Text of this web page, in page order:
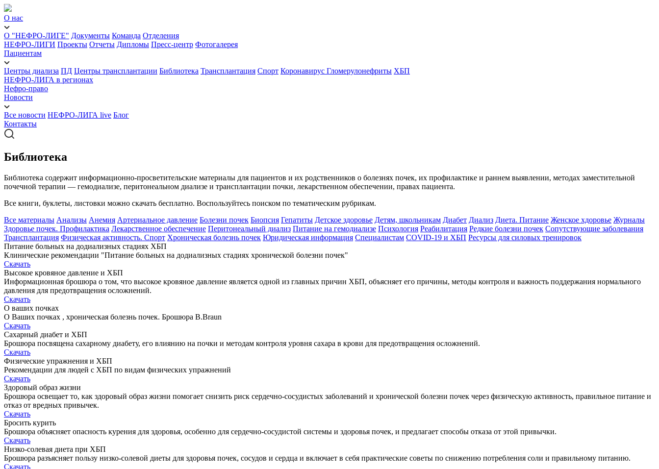
О нас
О "НЕФРО-ЛИГЕ" Документы Команда Отделения
НЕФРО-ЛИГИ Проекты Отчеты Дипломы Пресс-центр Фотогалерея
Пациентам
Центры диализа ПД Центры трансплантации Библиотека Трансплантация Спорт Коронавирус Гломерулонефриты ХБП
НЕФРО-ЛИГА в регионах
Нефро-право
Новости
Все новости НЕФРО-ЛИГА live Блог
Контакты
Библиотека
Библиотека содержит информационно-просветительские материалы для пациентов и их родственников о болезнях почек, их профилактике и раннем выявлении, методах заместительной
почечной терапии — гемодиализе, перитонеальном диализе и трансплантации почки, лекарственном обеспечении, правах пациента.
Все книги, буклеты, листовки можно скачать бесплатно. Воспользуйтесь поиском по тематическим рубрикам.
Все материалы Анализы Анемия Артериальное давление Болезни почек Биопсия Гепатиты Детское здоровье Детям, школьникам Диабет Диализ Диета. Питание Женское хдоровье Журналы
Здоровье почек. Профилактика Лекарственное обеспечение Перитонеальный диализ Питание на гемодиализе Психология Реабилитация Редкие болезни почек Сопутствующие заболевания
Трансплантация Физическая активность. Спорт Хроническая болезнь почек Юридическая информация Специалистам COVID-19 и ХБП Ресурсы для силовых тренировок
Питание больных на додиализных стадиях ХБП
Клинические рекомендации "Питание больных на додиализных стадиях хронической болезни почек"
Скачать
Высокое кровяное давление и ХБП
Информационная брошюра о том, что высокое кровяное давление является одной из главных причин ХБП, объясняет его причины, методы контроля и важность поддержания нормального
давления для предотвращения осложнений.
Скачать
О ваших почках
О Ваших почках , хроническая болезнь почек. Брошюра B.Braun
Скачать
Сахарный диабет и ХБП
Брошюра посвящена сахарному диабету, его влиянию на почки и методам контроля уровня сахара в крови для предотвращения осложнений.
Скачать
Физические упражнения и ХБП
Рекомендации для людей с ХБП по видам физических упражнений
Скачать
Здоровый образ жизни
Брошюра освещает то, как здоровый образ жизни помогает снизить риск сердечно-сосудистых заболеваний и хронической болезни почек через физическую активность, правильное питание и
отказ от вредных привычек.
Скачать
Бросить курить
Брошюра объясняет опасность курения для здоровья, особенно для сердечно-сосудистой системы и здоровья почек, и предлагает способы отказа от этой привычки.
Скачать
Низко-солевая диета при ХБП
Брошюра разъясняет пользу низко-солевой диеты для здоровья почек, сосудов и сердца и включает в себя практические советы по снижению потребления соли и правильному питанию.
Скачать